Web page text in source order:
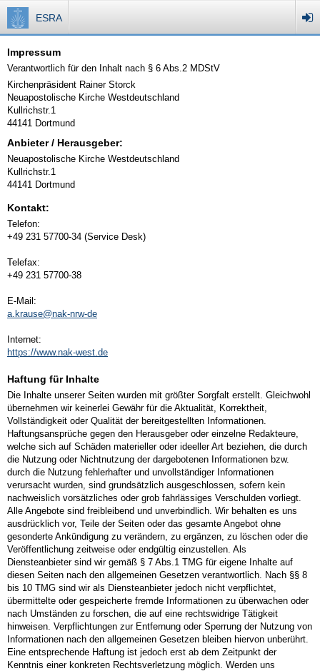
ESRA
Impressum
Verantwortlich für den Inhalt nach § 6 Abs.2 MDStV
Kirchenpräsident Rainer Storck
Neuapostolische Kirche Westdeutschland
Kullrichstr.1
44141 Dortmund
Anbieter / Herausgeber:
Neuapostolische Kirche Westdeutschland
Kullrichstr.1
44141 Dortmund
Kontakt:
Telefon:
+49 231 57700-34 (Service Desk)
Telefax:
+49 231 57700-38
E-Mail:
a.krause@nak-nrw-de
Internet:
https://www.nak-west.de
Haftung für Inhalte
Die Inhalte unserer Seiten wurden mit größter Sorgfalt erstellt. Gleichwohl
übernehmen wir keinerlei Gewähr für die Aktualität, Korrektheit,
Vollständigkeit oder Qualität der bereitgestellten Informationen.
Haftungsansprüche gegen den Herausgeber oder einzelne Redakteure,
welche sich auf Schäden materieller oder ideeller Art beziehen, die durch
die Nutzung oder Nichtnutzung der dargebotenen Informationen bzw.
durch die Nutzung fehlerhafter und unvollständiger Informationen
verursacht wurden, sind grundsätzlich ausgeschlossen, sofern kein
nachweislich vorsätzliches oder grob fahrlässiges Verschulden vorliegt.
Alle Angebote sind freibleibend und unverbindlich. Wir behalten es uns
ausdrücklich vor, Teile der Seiten oder das gesamte Angebot ohne
gesonderte Ankündigung zu verändern, zu ergänzen, zu löschen oder die
Veröffentlichung zeitweise oder endgültig einzustellen. Als
Diensteanbieter sind wir gemäß § 7 Abs.1 TMG für eigene Inhalte auf
diesen Seiten nach den allgemeinen Gesetzen verantwortlich. Nach §§ 8
bis 10 TMG sind wir als Diensteanbieter jedoch nicht verpflichtet,
übermittelte oder gespeicherte fremde Informationen zu überwachen oder
nach Umständen zu forschen, die auf eine rechtswidrige Tätigkeit
hinweisen. Verpflichtungen zur Entfernung oder Sperrung der Nutzung von
Informationen nach den allgemeinen Gesetzen bleiben hiervon unberührt.
Eine entsprechende Haftung ist jedoch erst ab dem Zeitpunkt der
Kenntnis einer konkreten Rechtsverletzung möglich. Werden uns